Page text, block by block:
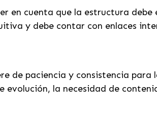
en cuenta que la estructura
y debe contar con enlaces
de paciencia y consistencia para
la necesidad de